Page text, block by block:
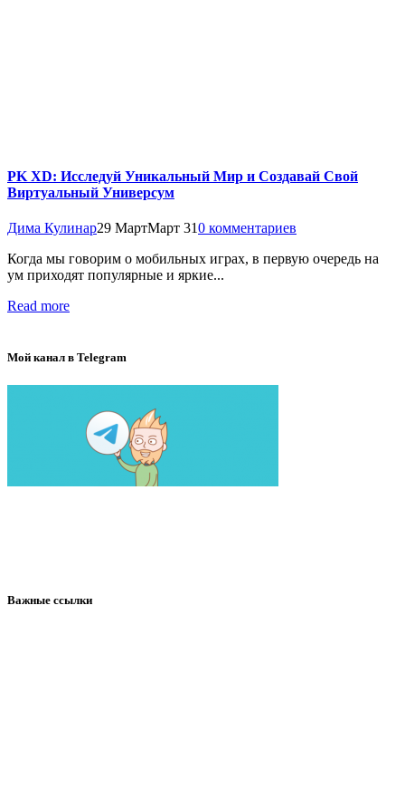
PK XD: Исследуй Уникальный Мир и Создавай Свой
Виртуальный Универсум
Дима Кулинар29 МартМарт 310 комментариев
Когда мы говорим о мобильных играх, в первую очередь на
ум приходят популярные и яркие...
Read more
Мой канал в Telegram
Важные ссылки